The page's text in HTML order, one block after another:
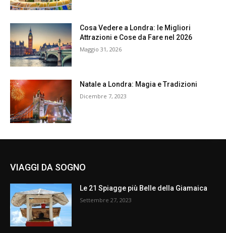
Cosa Vedere a Londra: le Migliori
Attrazioni e Cose da Fare nel 2026
Maggio 31, 2026
Natale a Londra: Magia e Tradizioni
Dicembre 7, 2023
VIAGGI DA SOGNO
Le 21 Spiagge più Belle della Giamaica
Settembre 27, 2023